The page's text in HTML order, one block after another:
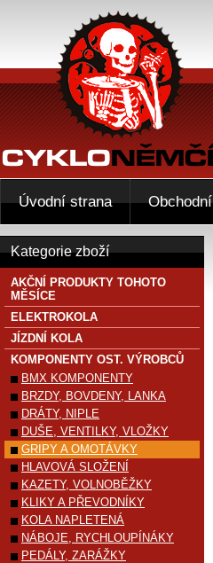
Kategorie zboží
AKČNÍ PRODUKTY TOHOTO
MĚSÍCE
ELEKTROKOLA
JÍZDNÍ KOLA
KOMPONENTY OST. VÝROBCŮ
BMX KOMPONENTY
BRZDY, BOVDENY, LANKA
DRÁTY, NIPLE
DUŠE, VENTILKY, VLOŽKY
GRIPY A OMOTÁVKY
HLAVOVÁ SLOŽENÍ
KAZETY, VOLNOBĚŽKY
KLIKY A PŘEVODNÍKY
KOLA NAPLETENÁ
NÁBOJE, RYCHLOUPÍNÁKY
PEDÁLY, ZARÁŽKY
Úvodní strana